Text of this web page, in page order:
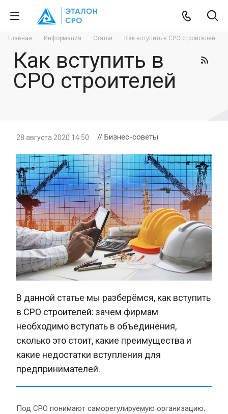
Главная Информация Статьи Как вступить в СРО строителей
Как вступить в
СРО строителей
28 августа 2020 14:50 // Бизнес-советы
В данной статье мы разберёмся, как вступить
в СРО строителей: зачем фирмам
необходимо вступать в объединения,
сколько это стоит, какие преимущества и
какие недостатки вступления для
предпринимателей.
Под СРО понимают саморегулируемую организацию,